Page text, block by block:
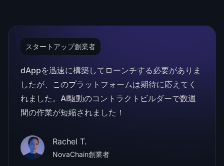
スタートアップ創業者
dAppを迅速に構築してローンチする必要がありま
したが、このプラットフォームは期待に応えてく
れました。AI駆動のコントラクトビルダーで数週
間の作業が短縮されました！
Rachel T.
NovaChain創業者